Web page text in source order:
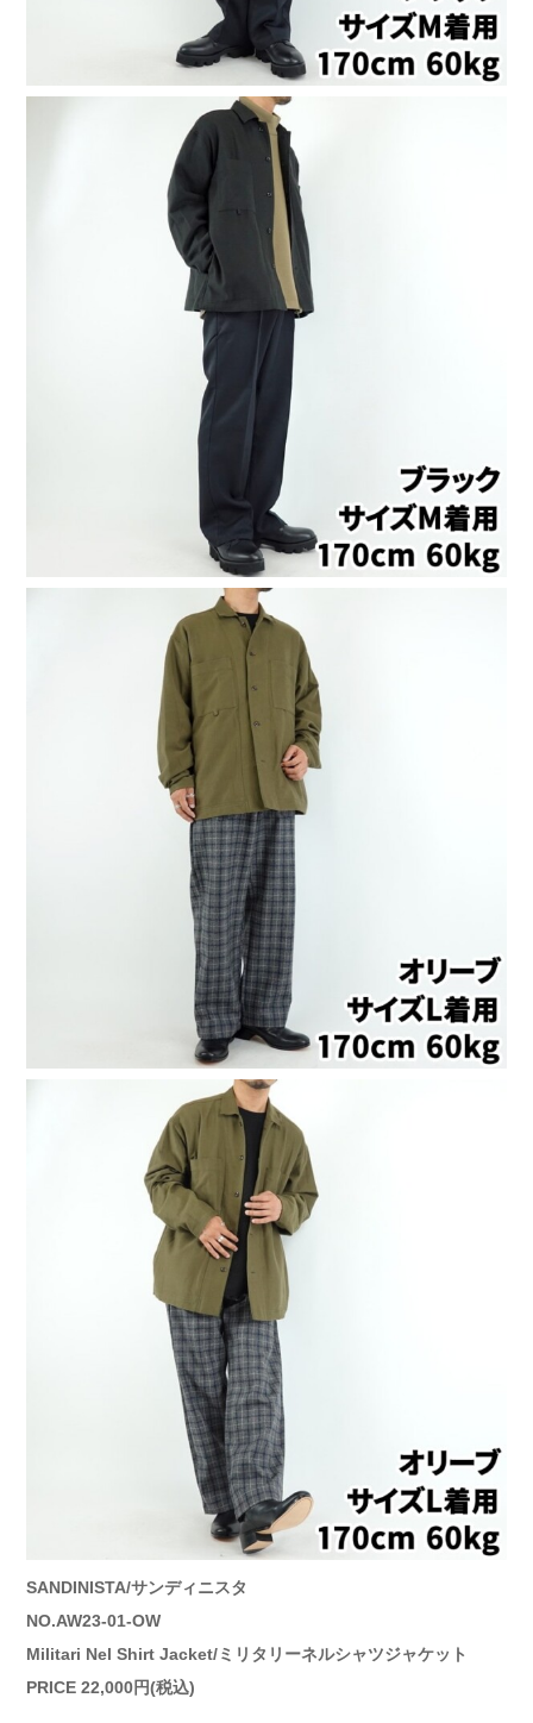
SANDINISTA/サンディニスタ
NO.AW23-01-OW
Militari Nel Shirt Jacket/ミリタリーネルシャツジャケット
PRICE 22,000円(税込)